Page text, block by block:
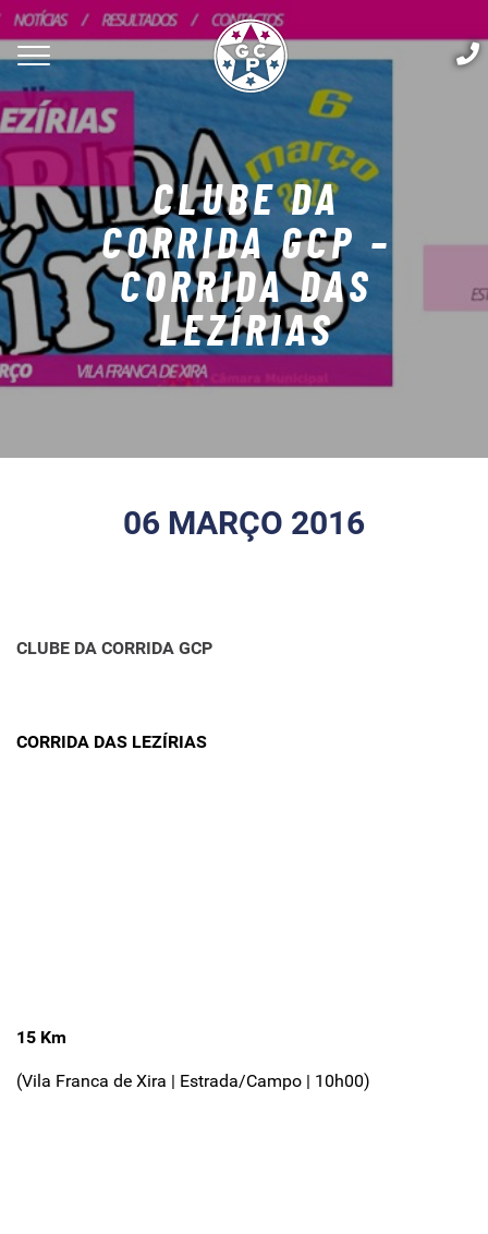
CLUBE DA
CORRIDA GCP –
CORRIDA DAS
LEZÍRIAS
06 MARÇO 2016
CLUBE DA CORRIDA GCP
CORRIDA DAS LEZÍRIAS
15 Km
(Vila Franca de Xira | Estrada/Campo | 10h00)